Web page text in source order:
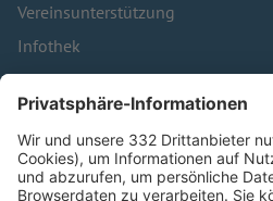
Vereinsunterstützung
Infothek
Kontakt
HÄUFIG BESUCHTE
Pässe und Vereinswechsel